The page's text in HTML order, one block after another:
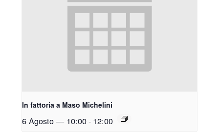
In fattoria a Maso Michelini
6 Agosto — 10:00- 12:00